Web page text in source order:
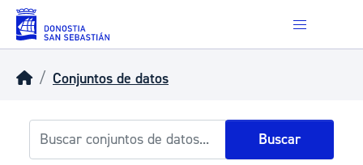
Skip to main content
Conjuntos de datos
Buscar